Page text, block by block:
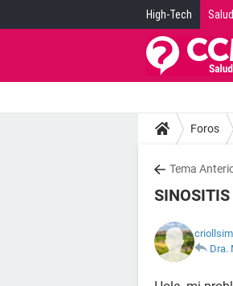
High-Tech Salud
Foros
Tema
SINOSITIS
Dra.